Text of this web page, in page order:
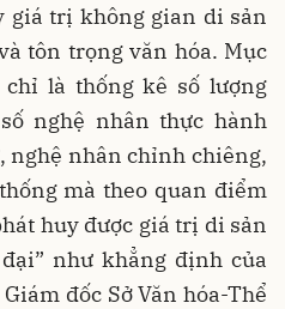
giá trị không gian di sản
tôn trọng văn hóa. Mục
là thống kê số lượng
nghệ nhân thực hành
nhân chỉnh chiêng,
mà theo quan điểm
huy được giá trị di sản
như khẳng định của
đốc Sở Văn hóa-Thể